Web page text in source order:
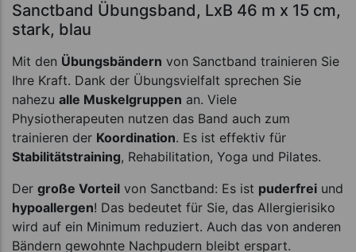
Sanctband Übungsband, LxB 46 m x 15 cm,
stark, blau
Mit den Übungsbändern von Sanctband trainieren Sie
Ihre Kraft. Dank der Übungsvielfalt sprechen Sie
nahezu alle Muskelgruppen an. Viele
Physiotherapeuten nutzen das Band auch zum
trainieren der Koordination. Es ist effektiv für
Stabilitätstraining, Rehabilitation, Yoga und Pilates.
Der große Vorteil von Sanctband: Es ist puderfrei und
hypoallergen! Das bedeutet für Sie, das Allergierisiko
wird auf ein Minimum reduziert. Auch das von anderen
Bändern gewohnte Nachpudern bleibt erspart.